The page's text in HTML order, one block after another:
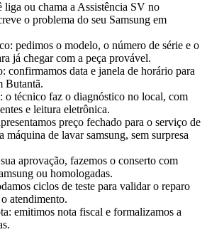
liga ou chama a Assistência SV no
o problema do seu Samsung em
pedimos o modelo, o número de série e o
já chegar com a peça provável.
confirmamos data e janela de horário para
Butantã.
o técnico faz o diagnóstico no local, com
e leitura eletrônica.
preço fechado para o serviço de
máquina de lavar samsung, sem surpresa
aprovação, fazemos o conserto com
ou homologadas.
ciclos de teste para validar o reparo
atendimento.
emitimos nota fiscal e formalizamos a